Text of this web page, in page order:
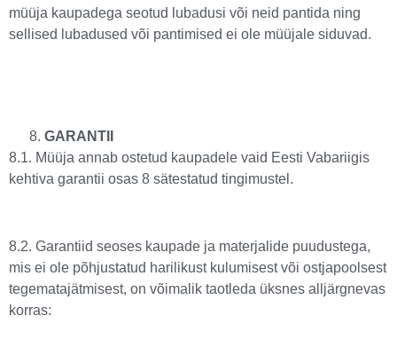
müüja kaupadega seotud lubadusi või neid pantida ning
sellised lubadused või pantimised ei ole müüjale siduvad.
GARANTII
8.1. Müüja annab ostetud kaupadele vaid Eesti Vabariigis
kehtiva garantii osas 8 sätestatud tingimustel.
8.2. Garantiid seoses kaupade ja materjalide puudustega,
mis ei ole põhjustatud harilikust kulumisest või ostjapoolsest
tegematajätmisest, on võimalik taotleda üksnes alljärgnevas
korras: